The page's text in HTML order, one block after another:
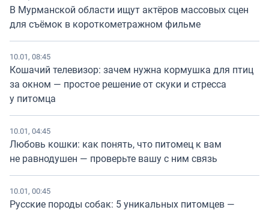
В Мурманской области ищут актёров массовых сцен
для съёмок в короткометражном фильме
10.01, 08:45
Кошачий телевизор: зачем нужна кормушка для птиц
за окном — простое решение от скуки и стресса
у питомца
10.01, 04:45
Любовь кошки: как понять, что питомец к вам
не равнодушен — проверьте вашу с ним связь
10.01, 00:45
Русские породы собак: 5 уникальных питомцев —